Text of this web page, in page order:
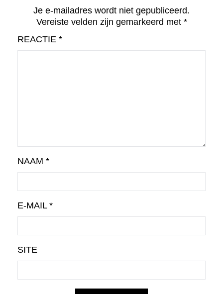
Je e-mailadres wordt niet gepubliceerd.
Vereiste velden zijn gemarkeerd met *
REACTIE *
NAAM *
E-MAIL *
SITE